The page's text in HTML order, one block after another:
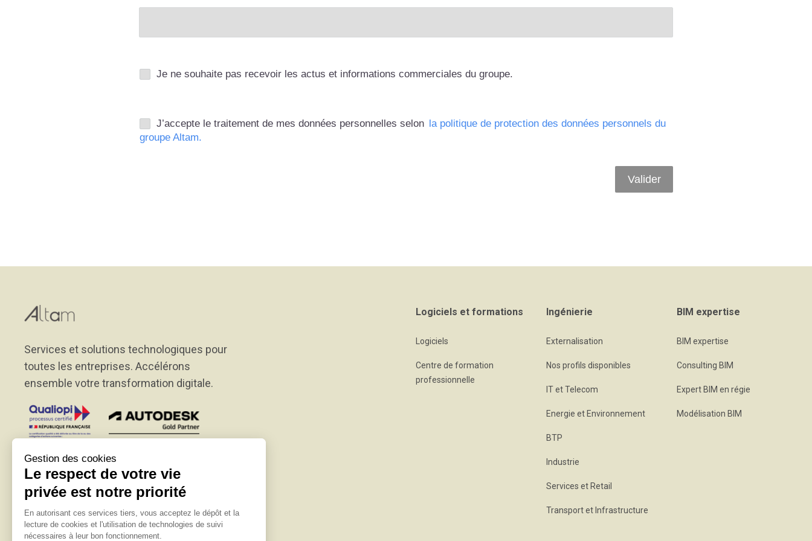
Je ne souhaite pas recevoir les actus et informations commerciales du groupe.
J’accepte le traitement de mes données personnelles selon la politique de protection des données personnels du
groupe Altam.
Valider
Services et solutions technologiques pour
toutes les entreprises. Accélérons
ensemble votre transformation digitale.
32 rue d'Hauteville
75010 PARIS
01 56 03 94 30
Logiciels et formations
Logiciels
Centre de formation
professionnelle
Ingénierie
Externalisation
Nos profils disponibles
IT et Telecom
Energie et Environnement
BTP
Industrie
Services et Retail
Transport et Infrastructure
BIM expertise
BIM expertise
Consulting BIM
Expert BIM en régie
Modélisation BIM